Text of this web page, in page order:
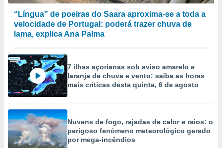
“Língua” de poeiras do Saara aproxima-se a toda a
velocidade de Portugal: poderá trazer chuva de
lama, explica Ana Palma
7 ilhas açorianas sob aviso amarelo e
laranja de chuva e vento: saiba as horas
mais críticas desta quinta, 6 de agosto
Nuvens de fogo, rajadas de calor e raios: o
perigoso fenómeno meteorológico gerado
por mega-incêndios